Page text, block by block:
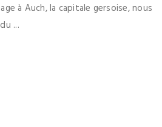
à Auch, la capitale gersoise, nous
...